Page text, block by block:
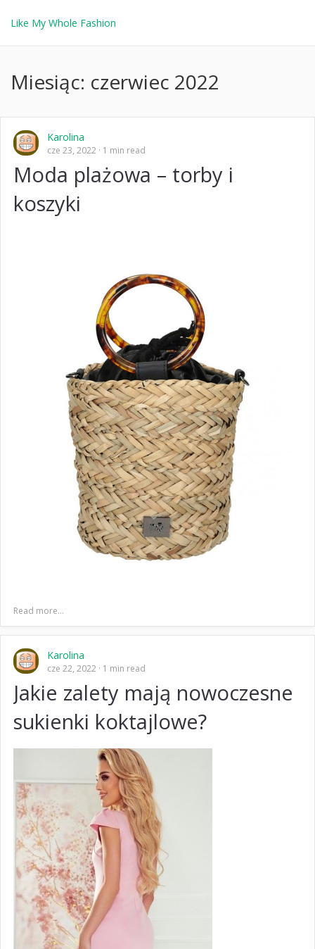
Like My Whole Fashion
Miesiąc: czerwiec 2022
Karolina
cze 23, 2022 1 min read
Moda plażowa – torby i
koszyki
Read more...
Karolina
cze 22, 2022 1 min read
Jakie zalety mają nowoczesne
sukienki koktajlowe?